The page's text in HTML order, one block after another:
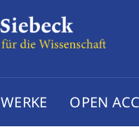
WERKE OPEN